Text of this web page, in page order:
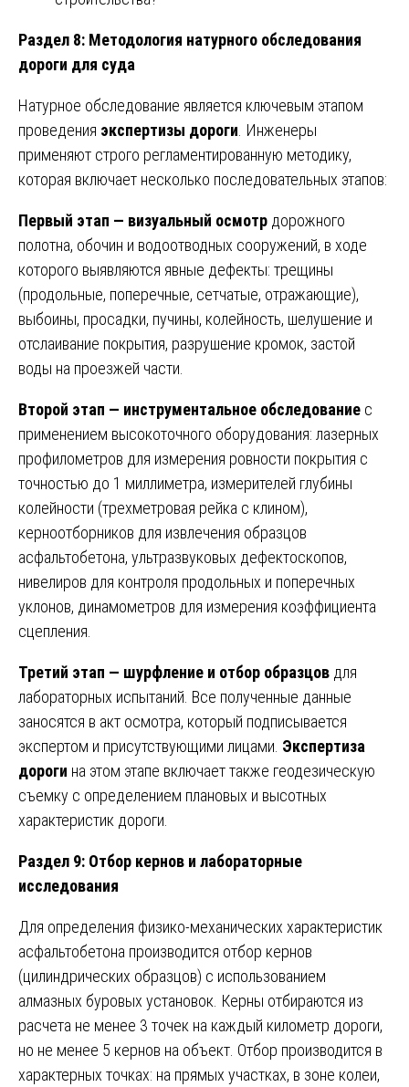
Раздел 8: Методология натурного обследования
дороги для суда
Натурное обследование является ключевым этапом
проведения экспертизы дороги . Инженеры
применяют строго регламентированную методику,
которая включает несколько последовательных этапов:
Первый этап — визуальный осмотр дорожного
полотна, обочин и водоотводных сооружений, в ходе
которого выявляются явные дефекты: трещины
(продольные, поперечные, сетчатые, отражающие),
выбоины, просадки, пучины, колейность, шелушение и
отслаивание покрытия, разрушение кромок, застой
воды на проезжей части.
Второй этап — инструментальное обследование с
применением высокоточного оборудования: лазерных
профилометров для измерения ровности покрытия с
точностью до 1 миллиметра, измерителей глубины
колейности (трехметровая рейка с клином),
керноотборников для извлечения образцов
асфальтобетона, ультразвуковых дефектоскопов,
нивелиров для контроля продольных и поперечных
уклонов, динамометров для измерения коэффициента
сцепления.
Третий этап — шурфление и отбор образцов для
лабораторных испытаний. Все полученные данные
заносятся в акт осмотра, который подписывается
экспертом и присутствующими лицами. Экспертиза
дороги на этом этапе включает также геодезическую
съемку с определением плановых и высотных
характеристик дороги.
Раздел 9: Отбор кернов и лабораторные
исследования
Для определения физико-механических характеристик
асфальтобетона производится отбор кернов
(цилиндрических образцов) с использованием
алмазных буровых установок. Керны отбираются из
расчета не менее 3 точек на каждый километр дороги,
но не менее 5 кернов на объект. Отбор производится в
характерных точках: на прямых участках, в зоне колеи,